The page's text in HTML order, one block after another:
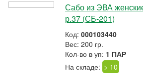
Сабо из ЭВА
р.37 (СБ-201)
Код: 000103440
Вес: 200 гр.
Кол-во в уп: 1 ПАР
На складе: > 10